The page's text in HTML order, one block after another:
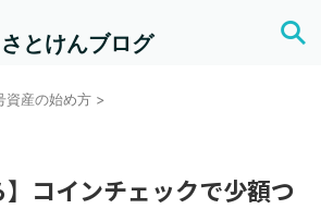
さとけんブログ
資産の始め方 >
】コインチェックで少額つ